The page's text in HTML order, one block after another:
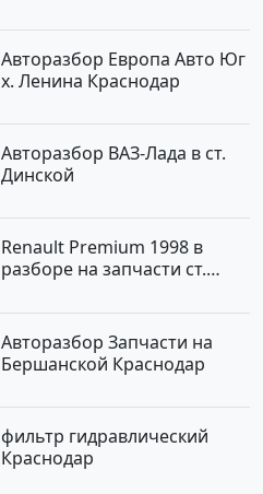
Авторазбор Европа Авто Юг
х. Ленина Краснодар
Авторазбор ВАЗ-Лада в ст.
Динской
Renault Premium 1998 в
разборе на запчасти ст.
Авторазбор Запчасти на
Бершанской Краснодар
фильтр гидравлический
Краснодар